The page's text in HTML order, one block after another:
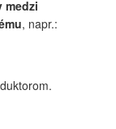
medzi
, napr.: